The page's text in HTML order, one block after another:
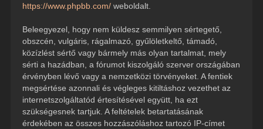
https://www.phpbb.com/weboldalt.
Beleegyezel, hogy nem küldesz semmilyen sértegető,
obszcén, vulgáris, rágalmazó, gyűlöletkeltő, támadó,
közízlést sértő vagy bármely más olyan tartalmat, mely
sérti a hazádban, a fórumot kiszolgáló szerver országában
érvényben lévő vagy a nemzetközi törvényeket. A fentiek
megsértése azonnali és végleges kitiltáshoz vezethet az
internetszolgáltatód értesítésével együtt, ha ezt
szükségesnek tartjuk. A feltételek betartatásának
érdekében az összes hozzászóláshoz tartozó IP-címet